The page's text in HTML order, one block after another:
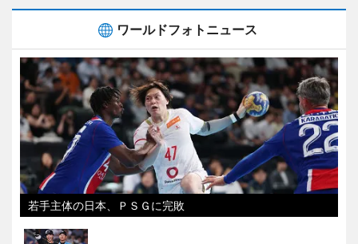
ワールドフォトニュース
若手主体の日本、ＰＳＧに完敗